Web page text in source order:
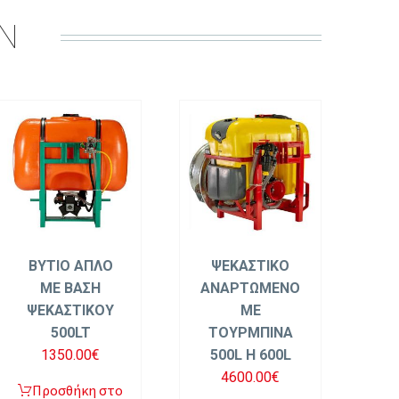
ΒΥΤΙΟ ΑΠΛΟ
ΜΕ ΒΑΣΗ
ΨΕΚΑΣΤΙΚΟΥ
500LT
1350.00€
Προσθήκη στο
ΨΕΚΑΣΤΙΚΟ
ΑΝΑΡΤΩΜΕΝΟ
ΜΕ
ΤΟΥΡΜΠΙΝΑ
500L Η 600L
4600.00€